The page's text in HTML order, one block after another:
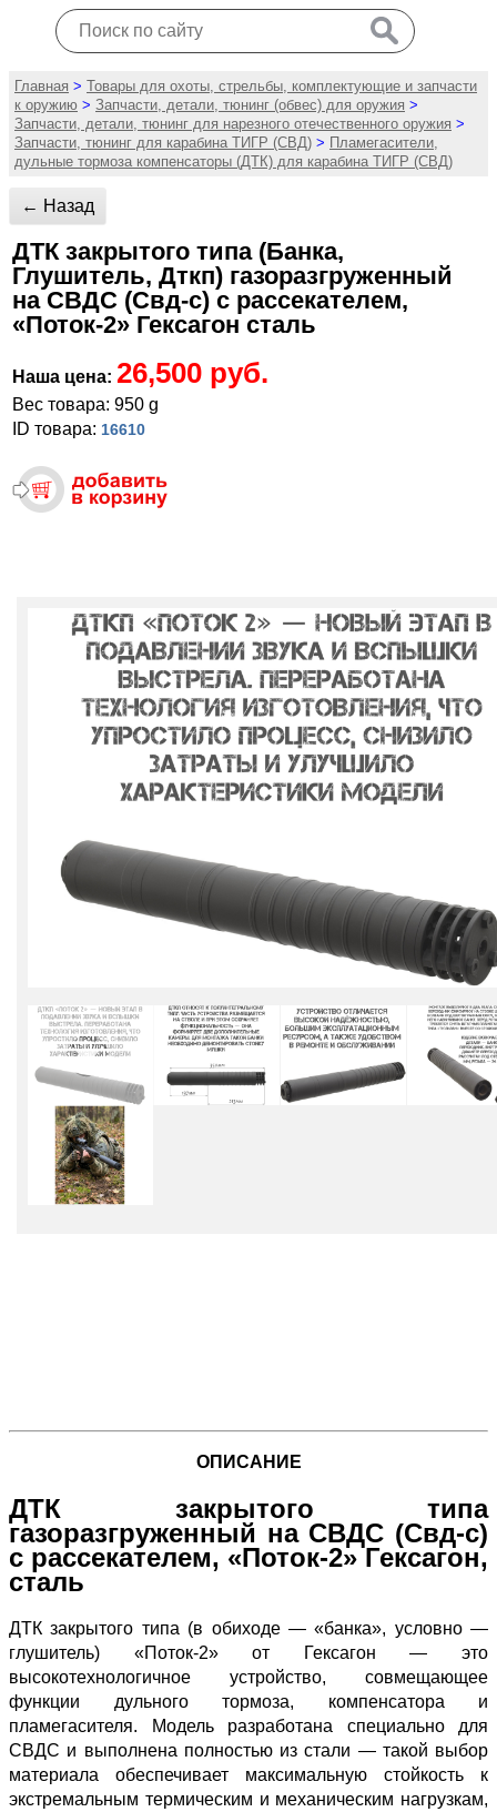
Главная > Товары для охоты, стрельбы, комплектующие и запчасти
к оружию > Запчасти, детали, тюнинг (обвес) для оружия >
Запчасти, детали, тюнинг для нарезного отечественного оружия >
Запчасти, тюнинг для карабина ТИГР (СВД) > Пламегасители,
дульные тормоза компенсаторы (ДТК) для карабина ТИГР (СВД)
← Назад
ДТК закрытого типа (Банка,
Глушитель, Дткп) газоразгруженный
на СВДС (Свд-с) с рассекателем,
«Поток-2» Гексагон сталь
Наша цена: 26,500 руб.
Вес товара: 950 g
ID товара: 16610
ОПИСАНИЕ
ДТК закрытого типа
газоразгруженный на СВДС (Свд‑с)
с рассекателем, «Поток‑2» Гексагон,
сталь
ДТК закрытого типа (в обиходе — «банка», условно —
глушитель) «Поток‑2» от Гексагон — это
высокотехнологичное устройство, совмещающее
функции дульного тормоза, компенсатора и
пламегасителя. Модель разработана специально для
СВДС и выполнена полностью из стали — такой выбор
материала обеспечивает максимальную стойкость к
экстремальным термическим и механическим нагрузкам,